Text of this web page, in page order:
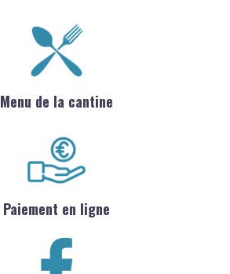
Menu de la cantine
Paiement en ligne